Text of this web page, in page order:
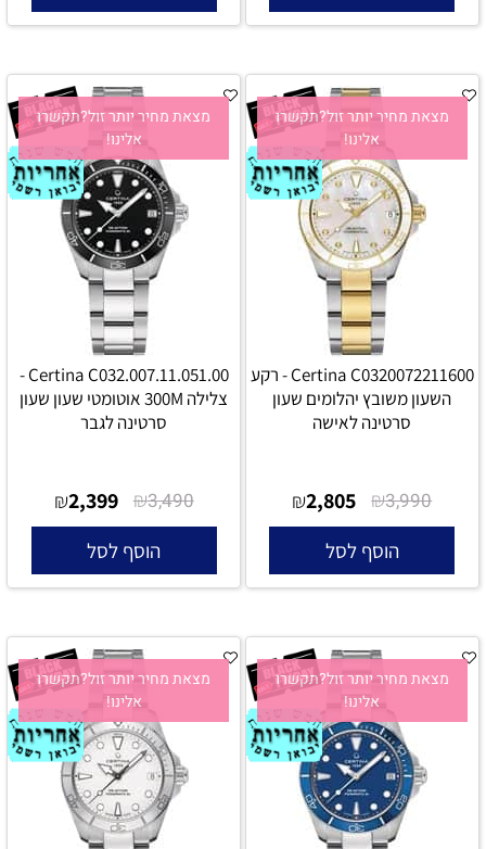
מצאת מחיר יותר זול?תקשרו
אלינו!
Certina C0320072211600 - רקע
השעון משובץ יהלומים שעון
סרטינה לאישה
₪3,990
₪2,805
הוסף לסל
מצאת מחיר יותר זול?תקשרו
אלינו!
Certina C032.007.11.051.00 -
צלילה 300M אוטומטי שעון שעון
סרטינה לגבר
₪3,490
₪2,399
הוסף לסל
מצאת מחיר יותר זול?תקשרו
אלינו!
מצאת מחיר יותר זול?תקשרו
אלינו!